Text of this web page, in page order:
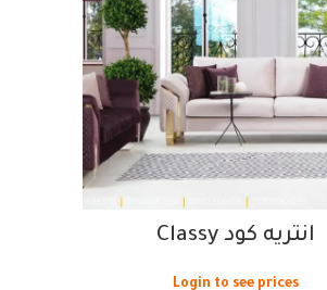
انتريه كود Classy
Login to see prices